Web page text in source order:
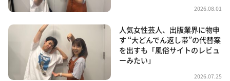
2026.08.01
人気女性芸人、出版業界に物申
す “大どんでん返し帯”の代替案
を出すも「風俗サイトのレビュ
ーみたい」
2026.07.25